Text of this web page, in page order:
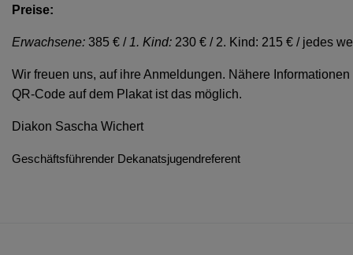
Preise:
Erwachsene: 385 € / 1. Kind: 230 € / 2. Kind: 215 € / jedes
Wir freuen uns, auf ihre Anmeldungen. Nähere
QR-Code auf dem Plakat ist das möglich.
Diakon Sascha Wichert
Geschäftsführender Dekanatsjugendreferent